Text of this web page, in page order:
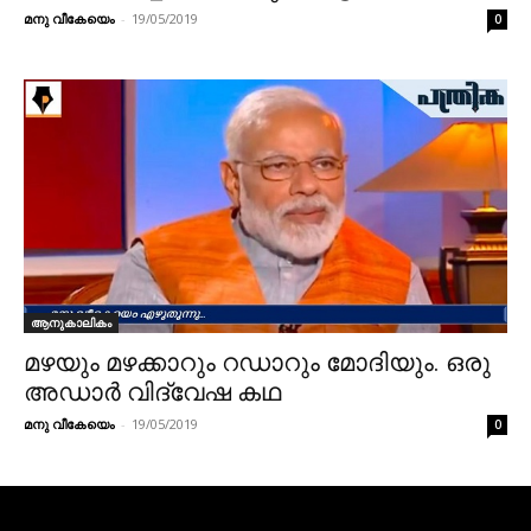
മനു വീകേയെം - 19/05/2019 0
ആനുകാലികം
മഴയും മഴക്കാറും റഡാറും മോദിയും. ഒരു
അഡാർ വിദ്വേഷ കഥ
മനു വീകേയെം - 19/05/2019 0